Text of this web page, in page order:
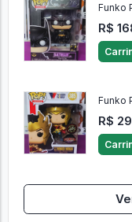
Funko
R$
Funko
R$